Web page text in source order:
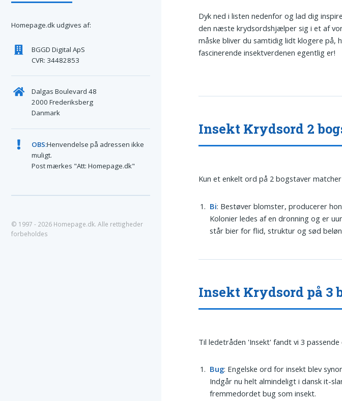
Dyk ned i listen nedenfor og lad dig
den næste krydsordshjælper sig i et af
måske bliver du samtidig lidt klogere på,
fascinerende insektverdenen egentlig er!
Insekt Krydsord 2
Kun et enkelt ord på 2 bogstaver
Bi: Bestøver blomster, producerer
Kolonier ledes af en dronning og er
står bier for flid, struktur og sød
Insekt Krydsord på 3
Til ledetråden 'Insekt' fandt vi 3
Bug: Engelske ord for insekt blev
Indgår nu helt almindeligt i dansk it-
fremmedordet bug som insekt.
Homepage.dk udgives af:
BGGD Digital ApS
CVR: 34482853
Dalgas Boulevard 48
2000 Frederiksberg
Danmark
OBS:Henvendelse på adressen ikke
muligt.
Post mærkes "Att: Homepage.dk"
© 1997 - 2026 Homepage.dk. Alle rettigheder
forbeholdes